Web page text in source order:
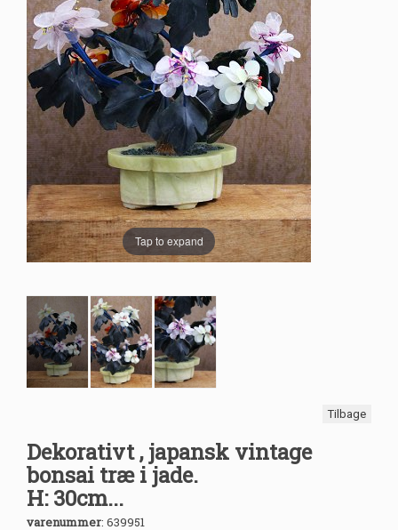
Tap to expand
Tilbage
Dekorativt , japansk vintage
bonsai træ i jade.
H: 30cm...
varenummer: 639951